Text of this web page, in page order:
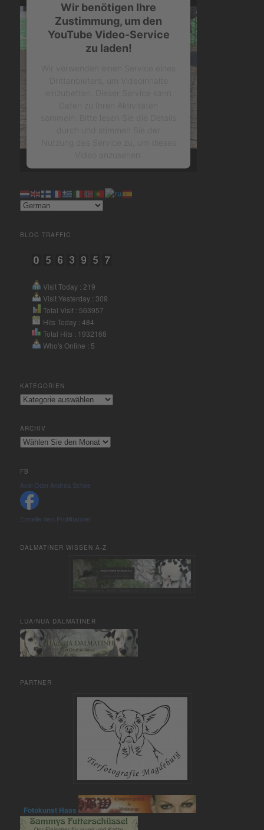
Wir benötigen Ihre
Zustimmung, um den
YouTube Video-Service
zu laden!
Mehr Informationen
Consent Management Platform
eRecht24
BLOG TRAFFIC
Visit Today : 219
Visit Yesterday : 309
Total Visit : 563957
Hits Today : 484
Total Hits : 1932168
Who's Online : 5
KATEGORIEN
Kategorien
ARCHIV
Archiv
FB
Axel Oder Andrea Schoe
Erstelle dein Profilbanner
DALMATINER WISSEN A-Z
LUA/NUA DALMATINER
PARTNER
Fotokunst Haas